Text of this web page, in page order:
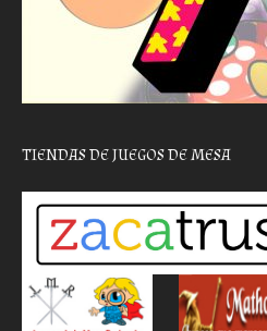
TIENDAS DE JUEGOS DE MESA